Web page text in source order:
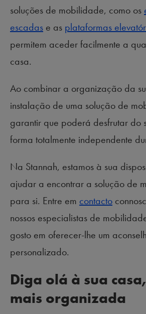
soluções de mobilidade, como os
escadas e as plataformas
permitem aceder facilmente a
casa.
Ao combinar a organização da
instalação de uma solução de
garantir que poderá desfrutar do
forma totalmente independente
Na Stannah, estamos à sua
ajudar a encontrar a solução de
para si. Entre em contacto
nossos especialistas de
gosto em oferecer-lhe um
personalizado.
Diga olá à sua
mais organizada